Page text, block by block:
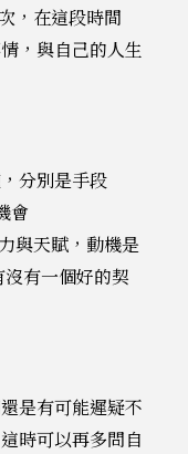
，在這段時間
，與自己的人生
分別是手段
會
與天賦，動機是
有一個好的契
是有可能遲疑不
時可以再多問自